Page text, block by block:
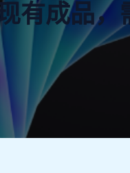
有成品，